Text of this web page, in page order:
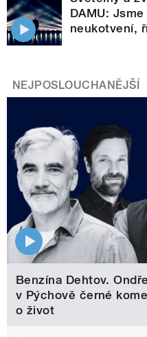
DAMU:
neukotvení,
NEJPOSLOUCHANĚJŠÍ
Benzína Dehtov.
v Pýchově černé
o život